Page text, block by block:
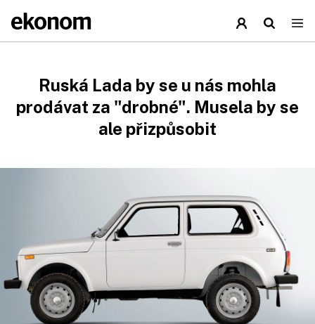
Ruská Lada by se u nás mohla
prodávat za "drobné". Musela by se
ale přizpůsobit